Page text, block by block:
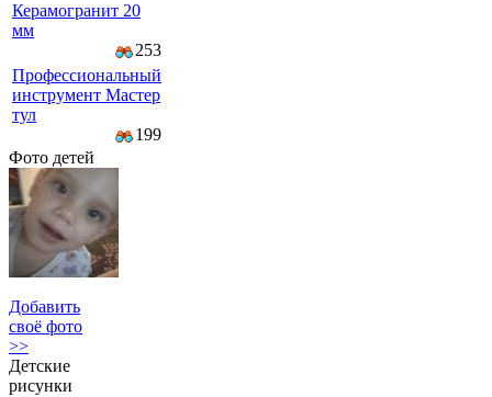
Керамогранит 20
мм
253
Профессиональный
инструмент Мастер
тул
199
Фото детей
Добавить
своё фото
>>
Детские
рисунки